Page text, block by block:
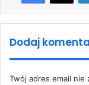
Dodaj
Twój adres email nie